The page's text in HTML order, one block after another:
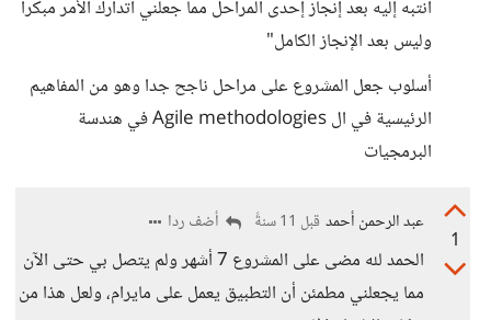
انتبه إليه بعد إنجاز إحدى المراحل مما جعلني أتدارك الأمر مبكراً
وليس بعد الإنجاز الكامل"
أسلوب جعل المشروع على مراحل ناجح جدا وهو من المفاهيم
الرئيسية في ال Agile methodologies في هندسة
البرمجيات
1
عبد الرحمن أحمد قبل 11 سنةً أضف ردا
الحمد لله مضى على المشروع 7 أشهر ولم يتصل بي حتى الآن
مما يجعلني مطمئن أن التطبيق يعمل على مايرام، ولعل هذا من